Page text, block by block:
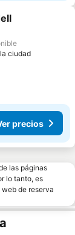
ciudad
precios
las páginas
lo tanto, es
de reserva